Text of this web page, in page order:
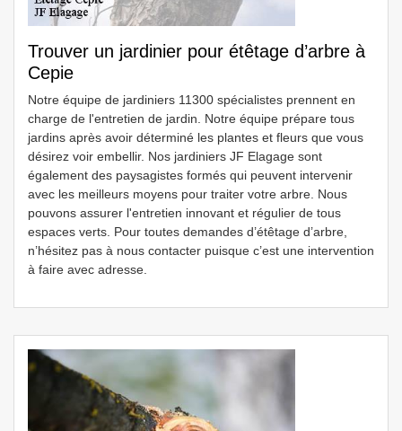
Trouver un jardinier pour étêtage d’arbre à
Cepie
Notre équipe de jardiniers 11300 spécialistes prennent en
charge de l'entretien de jardin. Notre équipe prépare tous
jardins après avoir déterminé les plantes et fleurs que vous
désirez voir embellir. Nos jardiniers JF Elagage sont
également des paysagistes formés qui peuvent intervenir
avec les meilleurs moyens pour traiter votre arbre. Nous
pouvons assurer l'entretien innovant et régulier de tous
espaces verts. Pour toutes demandes d’étêtage d’arbre,
n’hésitez pas à nous contacter puisque c’est une intervention
à faire avec adresse.